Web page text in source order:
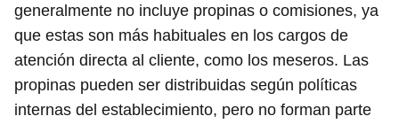
generalmente no incluye propinas o comisiones, ya
que estas son más habituales en los cargos de
atención directa al cliente, como los meseros. Las
propinas pueden ser distribuidas según políticas
internas del establecimiento, pero no forman parte